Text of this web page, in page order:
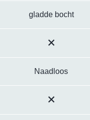
gladde bocht
Naadloos